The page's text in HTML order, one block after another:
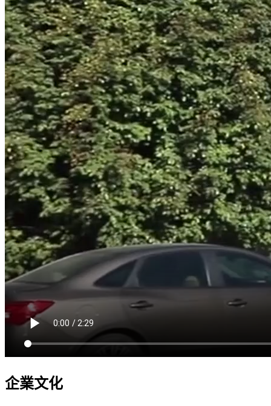
企業文化